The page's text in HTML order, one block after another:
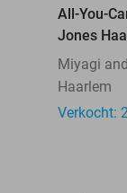
All-You-
Jones
Miyagi
Haarlem
Verkocht: